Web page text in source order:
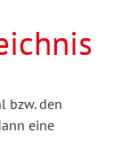
bzw. den
eine